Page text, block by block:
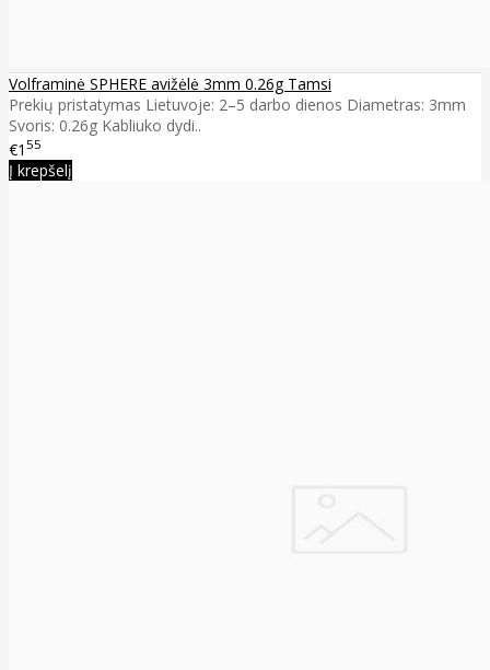
Volframinė SPHERE avižėlė 3mm 0.26g Tamsi
Prekių pristatymas Lietuvoje: 2–5 darbo dienos Diametras: 3mm
Svoris: 0.26g Kabliuko dydi..
€1 55
Į krepšelį